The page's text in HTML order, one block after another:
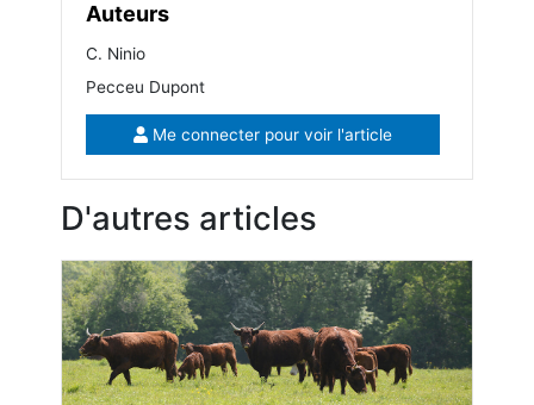
Auteurs
C. Ninio
Pecceu Dupont
Me connecter pour voir l'article
D'autres articles